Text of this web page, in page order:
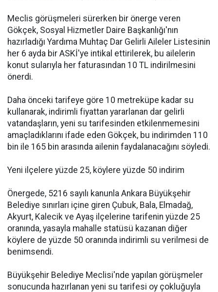
Meclis görüşmeleri sürerken bir önerge veren
Gökçek, Sosyal Hizmetler Daire Başkanlığı'nın
hazırladığı Yardıma Muhtaç Dar Gelirli Aileler Listesinin
her 6 ayda bir ASKİ'ye intikal ettirilerek, bu ailelerin
konut sularıyla her faturasından 10 TL indirilmesini
önerdi.
Daha önceki tarifeye göre 10 metreküpe kadar su
kullanarak, indirimli fiyattan yararlanan dar gelirli
vatandaşların, yeni su tarifesinden etkilenmemesini
amaçladıklarını ifade eden Gökçek, bu indirimden 110
bin ile 165 bin arasında ailenin faydalanacağını söyledi.
Yeni ilçelere yüzde 25, köylere yüzde 50 indirim
Önergede, 5216 sayılı kanunla Ankara Büyükşehir
Belediye sınırları içine giren Çubuk, Bala, Elmadağ,
Akyurt, Kalecik ve Ayaş ilçelerine tarifenin yüzde 25
oranında, yasayla mahalle statüsü kazanan diğer
köylere de yüzde 50 oranında indirimli su verilmesi de
benimsendi.
Büyükşehir Belediye Meclisi'nde yapılan görüşmeler
sonucunda hazırlanan yeni su tarifesi oy çokluğuyla